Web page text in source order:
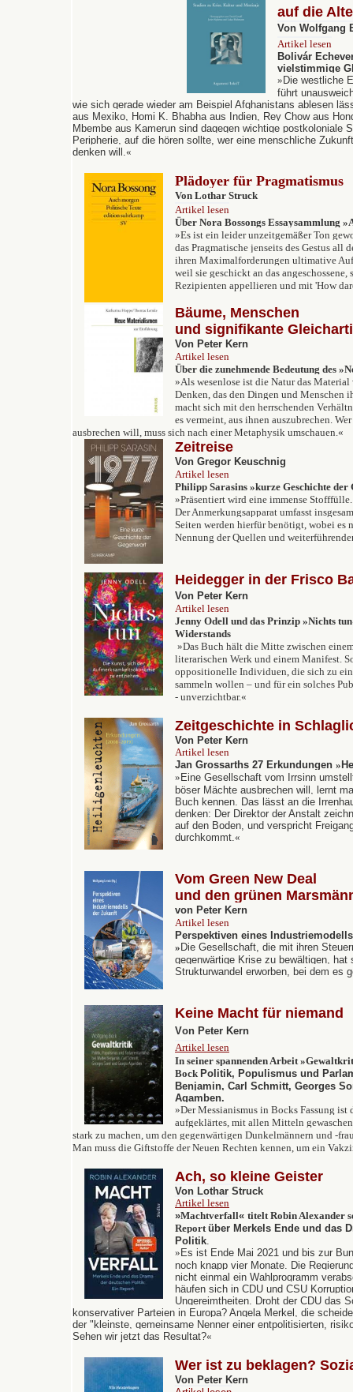
auf die Alte
Von Wolfgang
Artikel lesen
Bolivár
vielstimmige
» Die westliche
führt
wie sich gerade wieder am Beispiel Afghanistans ablesen
aus Mexiko, Homi K. Bhabha aus Indien, Rey Chow aus
Mbembe aus Kamerun sind dagegen wichtige postkoloniale
Peripherie, auf die hören sollte, wer eine menschliche
denken will.«
Plädoyer für Pragmatismus
Von Lothar Struck
Artikel lesen
Über Nora Bossongs Essaysammlung
»Es ist ein leider unzeitgemäßer Ton
das Pragmatische jenseits des Gestus all
ihren Maximalforderungen ultimative
weil sie geschickt an das angeschossene,
Rezipienten appellieren und mit 'How
Bäume, Menschen
und signifikante
Von Peter Kern
Artikel lesen
Über die zunehmende Bedeutung des »
»Als wesenlose ist die Natur das
Denken, das den Dingen und Menschen
macht sich mit den herrschenden
es vermeint, aus ihnen auszubrechen.
ausbrechen will, muss sich nach einer Metaphysik umschauen.«
Zeitreise
Von Gregor Keuschnig
Artikel lesen
Philipp Sarasins »kurze Geschichte der
»Präsentiert wird eine immense Stofffülle.
Der Anmerkungsapparat umfasst
Seiten werden hierfür benötigt, wobei es
Nennung der Quellen und
Heidegger in der Frisco
Von Peter Kern
Artikel lesen
Jenny Odell und das Prinzip »Nichts
Widerstands
»Das Buch hält die Mitte zwischen
literarischen Werk und einem Manifest.
oppositionelle Individuen, die sich zu
sammeln wollen – und für ein solches
- unverzichtbar.«
Zeitgeschichte in
Von Peter Kern
Artikel lesen
Jan Grossarths 27 Erkundungen »
» Eine Gesellschaft vom Irrsinn
böser Mächte ausbrechen will, lernt
Buch kennen. Das lässt an die
denken: Der Direktor der Anstalt
auf den Boden, und verspricht
durchkommt.«
Vom Green New Deal
und den grünen
von Peter Kern
Artikel lesen
Perspektiven eines
» Die Gesellschaft, die mit ihren
gegenwärtige Krise zu bewältigen,
Strukturwandel erworben, bei dem es
Keine Macht für niemand
Von Peter Kern
Artikel lesen
In seiner spannenden Arbeit
Bock Politik, Populismus und
Benjamin, Carl Schmitt, Georges
Agamben.
»Der Messianismus in Bocks Fassung ist
aufgeklärtes, mit allen Mitteln
stark zu machen, um den gegenwärtigen Dunkelmännern und -
Man muss die Giftstoffe der Neuen Rechten kennen, um ein
Ach, so kleine Geister
Von Lothar Struck
Artikel lesen
»Machtverfall« titelt Robin Alexander
Reportüber Merkels Ende und das
Politik.
» Es ist Ende Mai 2021 und bis zur
noch knapp vier Monate. Die
nicht einmal ein Wahlprogramm
häufen sich in CDU und CSU
Ungereimtheiten. Droht der CDU das
konservativer Parteien in Europa? Angela Merkel, die
der "kleinste, gemeinsame Nenner einer entpolitisierten,
Sehen wir jetzt das Resultat?«
Wer ist zu beklagen?
Von Peter Kern